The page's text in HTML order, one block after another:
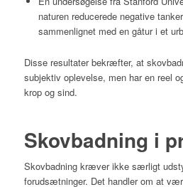
naturen reducerede negative
sammenlignet med en gåtur i et
Disse resultater bekræfter, at
subjektiv oplevelse, men har en reel
krop og sind.
Skovbadning i
Skovbadning kræver ikke særligt
forudsætninger. Det handler om at